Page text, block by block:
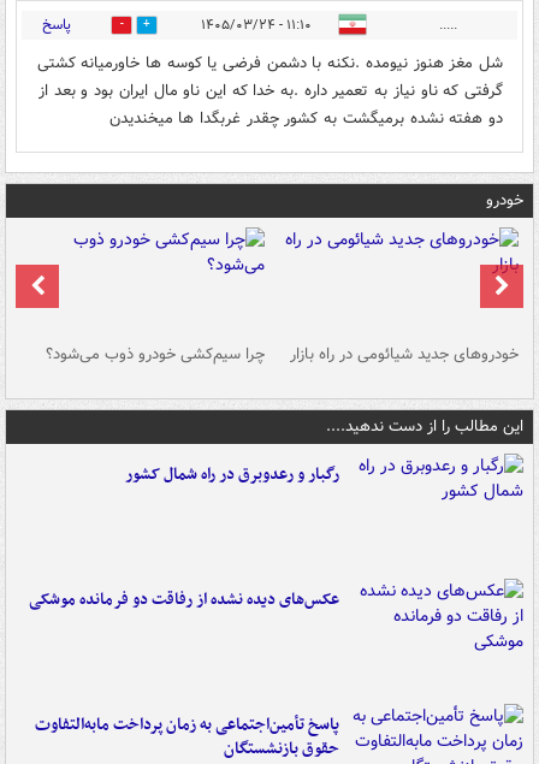
..... ۱۱:۱۰ - ۱۴۰۵/۰۳/۲۴ 0 پاسخ
شل مغز هنوز نیومده .نکنه با دشمن فرضی یا کوسه ها خاورمیانه کشتی
گرفتی که ناو نیاز به تعمیر داره .به خدا که این ناو مال ایران بود و بعد از
دو هفته نشده برمیگشت به کشور چقدر غربگدا ها میخندیدن
خودرو
خودروهای جدید شیائومی در راه بازار چرا سیم‌کشی خودرو ذوب می‌شود؟
این مطالب را از دست ندهید....
رگبار و رعدوبرق در راه شمال کشور
عکس‌های دیده نشده از رفاقت دو فرمانده‌ موشکی
پاسخ تأمین‌اجتماعی به زمان پرداخت مابه‌التفاوت
حقوق بازنشستگان